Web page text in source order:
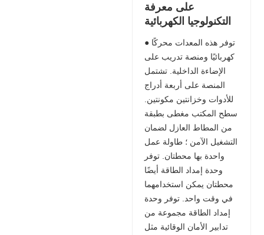
على معرفة
التكنولوجيا الكهربائية
● توفر هذه المعدات محركًا
كهربائيًا ومنصة تدريب على
الإضاءة الداخلية. تشتمل
المنصة على أربعة أدراج
للأدوات وخزانتين مكونتين.
سطح المكتب مغطى بطبقة
من المطاط العازل لضمان
التشغيل الآمن ؛ طاولة عمل
واحدة بها محطتان. توفر
وحدة إمداد الطاقة أيضًا
محطتان يمكن استخدامهما
في وقت واحد. توفر وحدة
إمداد الطاقة مجموعة من
تدابير الأمان الوقائية مثل